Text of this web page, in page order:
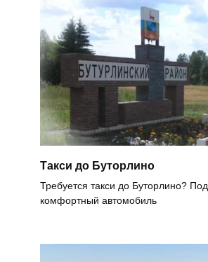
Такси до Буторлино
Требуется такси до Буторлино?
комфортный автомобиль